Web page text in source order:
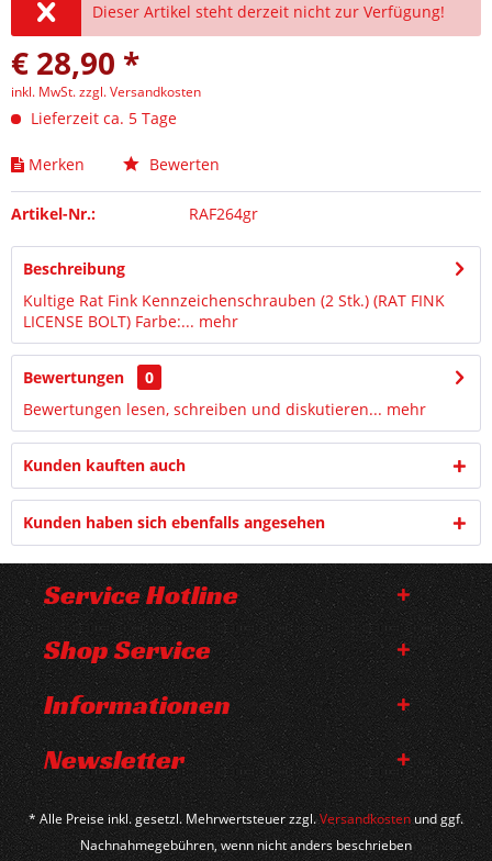
Dieser Artikel steht derzeit nicht zur Verfügung!
€ 28,90 *
inkl. MwSt.zzgl. Versandkosten
Lieferzeit ca. 5 Tage
Merken Bewerten
Artikel-Nr.: RAF264gr
Beschreibung
Kultige Rat Fink Kennzeichenschrauben (2 Stk.) (RAT FINK
LICENSE BOLT) Farbe:... mehr
Bewertungen
0
Bewertungen lesen, schreiben und diskutieren... mehr
Kunden kauften auch
Kunden haben sich ebenfalls angesehen
Service Hotline
Shop Service
Informationen
Newsletter
* Alle Preise inkl. gesetzl. Mehrwertsteuer zzgl.Versandkosten und ggf.
Nachnahmegebühren, wenn nicht anders beschrieben